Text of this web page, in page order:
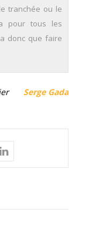
tranchée ou le
pour tous les
donc que faire
Serge Gadal